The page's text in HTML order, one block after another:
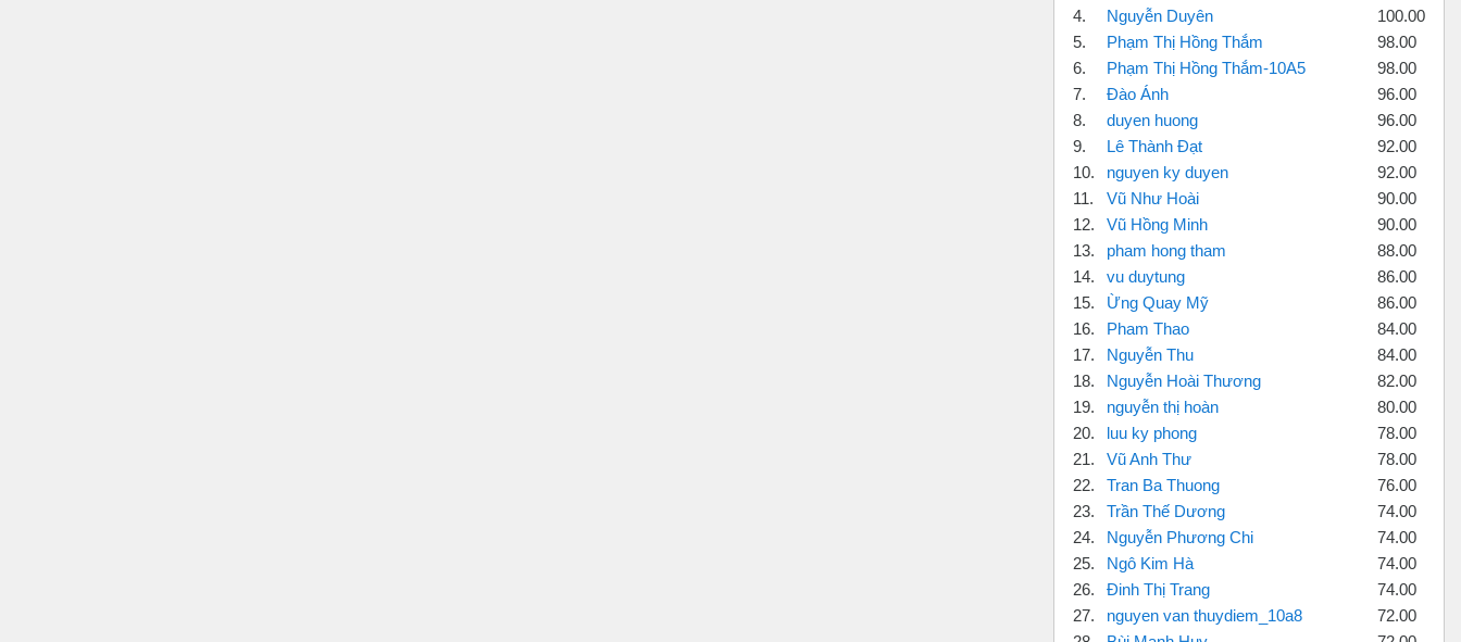
4.
Nguyễn Duyên
100.00
5.
Phạm Thị Hồng Thắm
98.00
6.
Phạm Thị Hồng Thắm-10A5
98.00
7.
Đào Ánh
96.00
8.
duyen huong
96.00
9.
Lê Thành Đạt
92.00
10.
nguyen ky duyen
92.00
11.
Vũ Như Hoài
90.00
12.
Vũ Hồng Minh
90.00
13.
pham hong tham
88.00
14.
vu duytung
86.00
15.
Ừng Quay Mỹ
86.00
16.
Pham Thao
84.00
17.
Nguyễn Thu
84.00
18.
Nguyễn Hoài Thương
82.00
19.
nguyễn thị hoàn
80.00
20.
luu ky phong
78.00
21.
Vũ Anh Thư
78.00
22.
Tran Ba Thuong
76.00
23.
Trần Thế Dương
74.00
24.
Nguyễn Phương Chi
74.00
25.
Ngô Kim Hà
74.00
26.
Đinh Thị Trang
74.00
27.
nguyen van thuydiem_10a8
72.00